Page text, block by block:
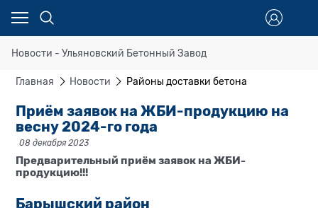
Новости - Ульяновский Бетонный Завод
Главная Новости Районы доставки бетона
Приём заявок на ЖБИ-продукцию на
весну 2024-го года
08 декабря 2023
Предварительный приём заявок на ЖБИ-
продукцию!!!
Барышский район